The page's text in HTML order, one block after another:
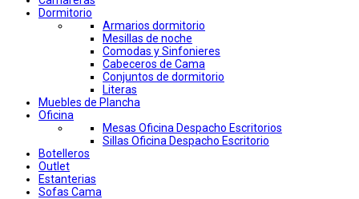
Dormitorio
Armarios dormitorio
Mesillas de noche
Comodas y Sinfonieres
Cabeceros de Cama
Conjuntos de dormitorio
Literas
Muebles de Plancha
Oficina
Mesas Oficina Despacho Escritorios
Sillas Oficina Despacho Escritorio
Botelleros
Outlet
Estanterias
Sofas Cama